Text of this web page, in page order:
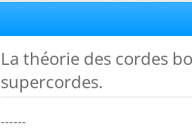
La théorie des cordes
supercordes.
------